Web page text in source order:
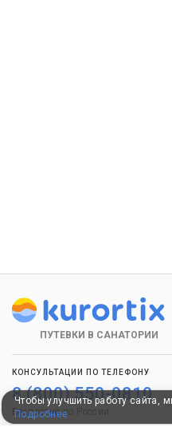
ПУТЕВКИ В САНАТОРИИ
КОНСУЛЬТАЦИИ ПО ТЕЛЕФОНУ
8 (800) 550-0810
Бесплатно по России
Чтобы улучшить работу сайта,
Подробнее